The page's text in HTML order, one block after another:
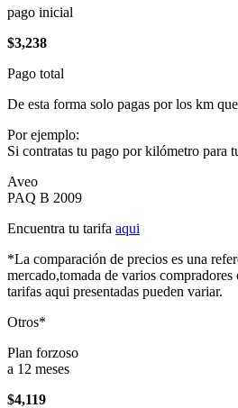
pago inicial
$3,238
Pago total
De esta forma solo pagas por los km
Por ejemplo:
Si contratas tu pago por kilómetro para
Aveo
PAQ B 2009
Encuentra tu tarifa aqui
*La comparación de precios es una
mercado,tomada de varios
tarifas aqui presentadas pueden variar.
Otros*
Plan forzoso
a 12 meses
$4,119